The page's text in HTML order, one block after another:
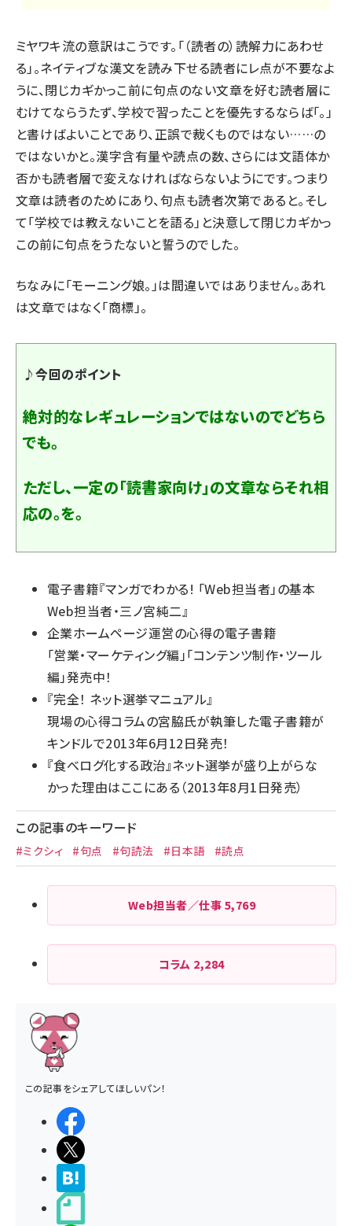
ミヤワキ流の意訳はこうです。「（読者の）読解力にあわせ
る」。ネイティブな漢文を読み下せる読者にレ点が不要なよ
うに、閉じカギかっこ前に句点のない文章を好む読者層に
むけてならうたず、学校で習ったことを優先するならば「。」
と書けばよいことであり、正誤で裁くものではない……の
ではないかと。漢字含有量や読点の数、さらには文語体か
否かも読者層で変えなければならないようにです。つまり
文章は読者のためにあり、句点も読者次第であると。そし
て「学校では教えないことを語る」と決意して閉じカギかっ
この前に句点をうたないと誓うのでした。
ちなみに「モーニング娘。」は間違いではありません。あれ
は文章ではなく「商標」。
♪今回のポイント
絶対的なレギュレーションではないのでどちら
でも。
ただし、一定の「読書家向け」の文章ならそれ相
応の。を。
電子書籍『マンガでわかる! 「Web担当者」の基本
Web担当者・三ノ宮純二』
企業ホームページ運営の心得の電子書籍
「営業・マーケティング編」「コンテンツ制作・ツール
編」発売中！
『完全！ ネット選挙マニュアル』
現場の心得コラムの宮脇氏が執筆した電子書籍が
キンドルで2013年6月12日発売！
『食べログ化する政治』ネット選挙が盛り上がらな
かった理由はここにある（2013年8月1日発売）
この記事のキーワード
#ミクシィ #句点 #句読法 #日本語 #読点
Web担当者／仕事 5,769
コラム 2,284
この記事をシェアしてほしいパン！